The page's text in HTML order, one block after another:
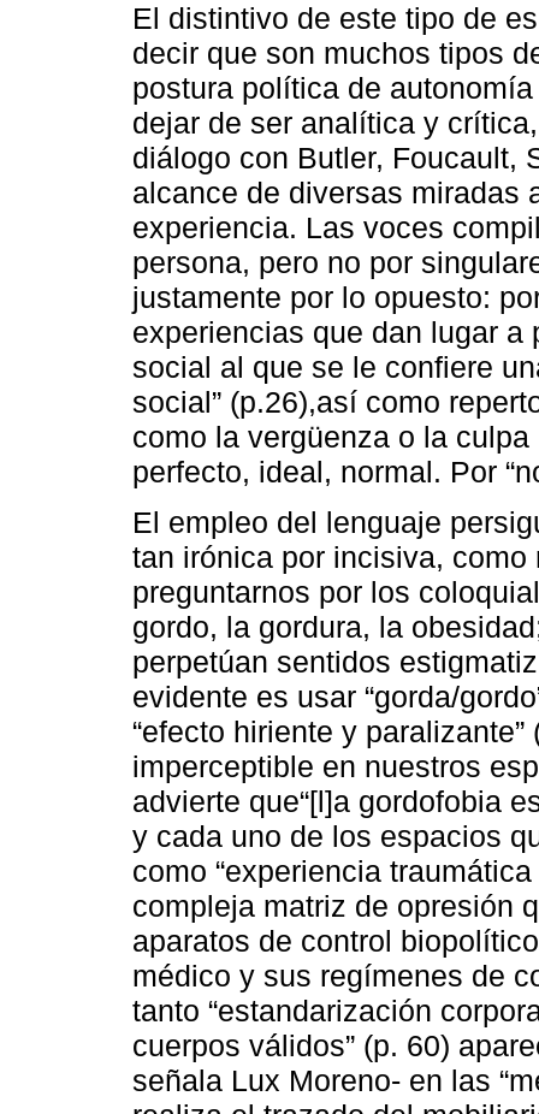
El distintivo de este tipo de
decir que son muchos tipos
postura política de
dejar de ser analítica y
diálogo con Butler, Foucault,
alcance de diversas miradas
experiencia. Las voces
persona, pero no por
justamente por lo opuesto:
experiencias que dan lugar
social al que se le confiere
social” (p.26),así como
como la vergüenza o la
perfecto, ideal, normal. Por
El empleo del lenguaje
tan irónica por incisiva,
preguntarnos por los
gordo, la gordura, la
perpetúan sentidos
evidente es usar “gorda/
“efecto hiriente y
imperceptible en nuestros
advierte que“[l]a gordofobia
y cada uno de los espacios
como “experiencia
compleja matriz de opresión
aparatos de control
médico y sus regímenes de
tanto “estandarización
cuerpos válidos” (p. 60)
señala Lux Moreno- en las